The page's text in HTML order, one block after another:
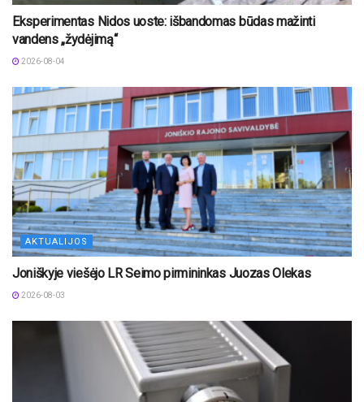
Eksperimentas Nidos uoste: išbandomas būdas mažinti
vandens „žydėjimą“
2026-08-04
AKTUALIJOS
Joniškyje viešėjo LR Seimo pirmininkas Juozas Olekas
2026-08-03